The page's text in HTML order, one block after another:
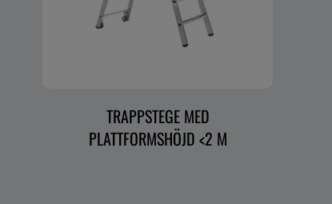
TRAPPSTEGE MED
PLATTFORMSHÖJD <2 M